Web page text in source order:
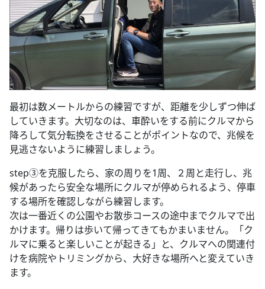
最初は数メートルからの練習ですが、距離を少しずつ伸ば
していきます。大切なのは、車酔いをする前にクルマから
降ろして気分転換をさせることがポイントなので、兆候を
見逃さないように練習しましょう。
step③を克服したら、家の周りを1周、２周と走行し、兆
候があったら安全な場所にクルマが停められるよう、停車
する場所を確認しながら練習します。
次は一番近くの公園やお散歩コースの途中までクルマで出
かけます。帰りは歩いて帰ってきてもかまいません。「ク
ルマに乗ると楽しいことが起きる」と、クルマへの関連付
けを病院やトリミングから、大好きな場所へと変えていき
ます。